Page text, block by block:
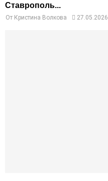
Ставрополь...
От Кристина Волкова 27.05.2026